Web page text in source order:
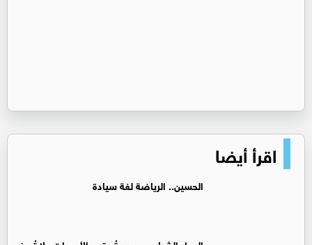
اقرأ أيضا
الحسين.. الرياضة لغة سيادة